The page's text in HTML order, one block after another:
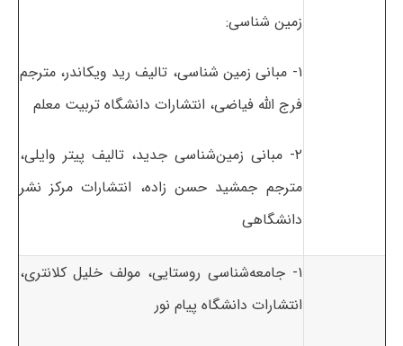
زمین شناسی:
۱- مبانی زمین شناسی، تالیف رید ویکاندر، مترجم
فرج الله فیاضی، انتشارات دانشگاه تربیت معلم
۲- مبانی زمین‌شناسی جدید، تالیف پیتر وایلی،
مترجم جمشید حسن زاده، انتشارات مرکز نشر
دانشگاهی
۱- جامعه‌شناسی روستایی، مولف خلیل کلانتری،
انتشارات دانشگاه پیام نور